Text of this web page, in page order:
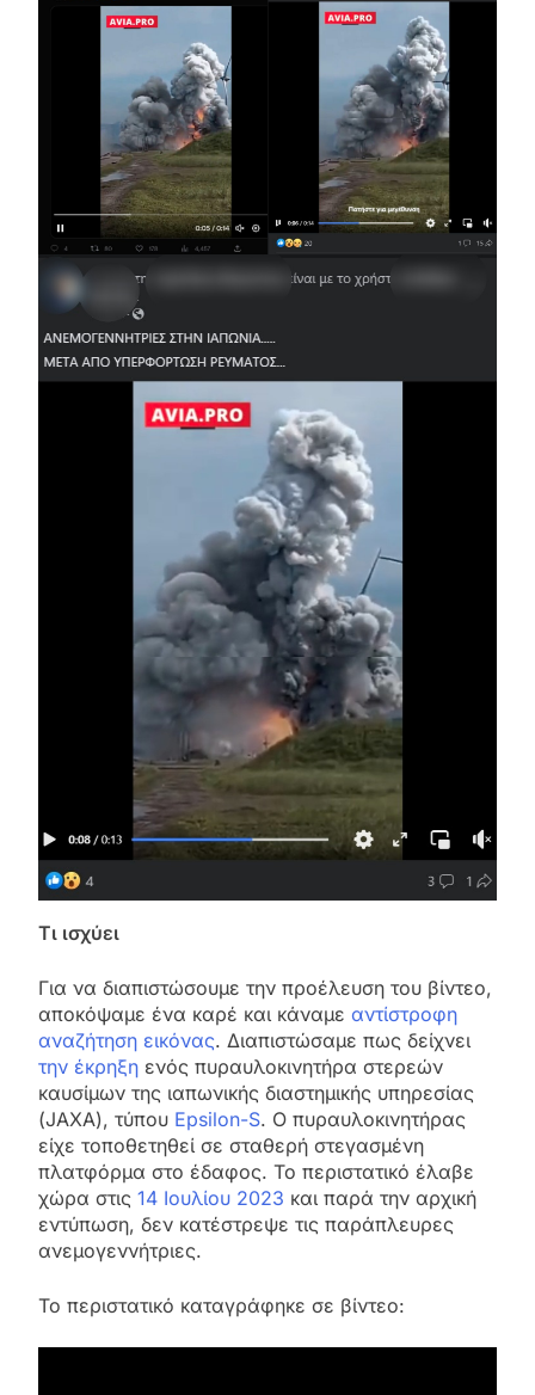
Τι ισχύει
Για να διαπιστώσουμε την προέλευση του βίντεο,
αποκόψαμε ένα καρέ και κάναμε αντίστροφη
αναζήτηση εικόνας. Διαπιστώσαμε πως δείχνει
την έκρηξη ενός πυραυλοκινητήρα στερεών
καυσίμων της ιαπωνικής διαστημικής υπηρεσίας
(JAXA), τύπου Epsilon-S. O πυραυλοκινητήρας
είχε τοποθετηθεί σε σταθερή στεγασμένη
πλατφόρμα στο έδαφος. Το περιστατικό έλαβε
χώρα στις 14 Ιουλίου 2023 και παρά την αρχική
εντύπωση, δεν κατέστρεψε τις παράπλευρες
ανεμογεννήτριες.
Το περιστατικό καταγράφηκε σε βίντεο: